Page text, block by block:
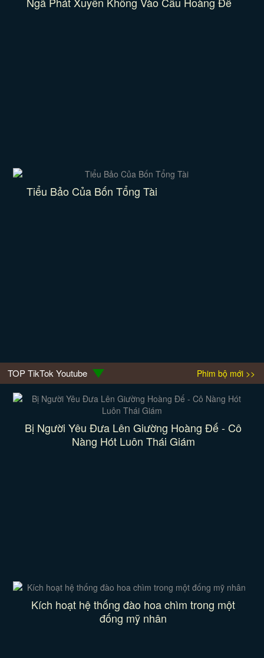
Tiểu Bảo Của Bốn Tổng Tài
TOP TikTok Youtube Phim bộ mới >>
Bị Người Yêu Đưa Lên Giường Hoàng Đế - Cô
Nàng Hót Luôn Thái Giám
Kích hoạt hệ thống đào hoa chìm trong một
đống mỹ nhân